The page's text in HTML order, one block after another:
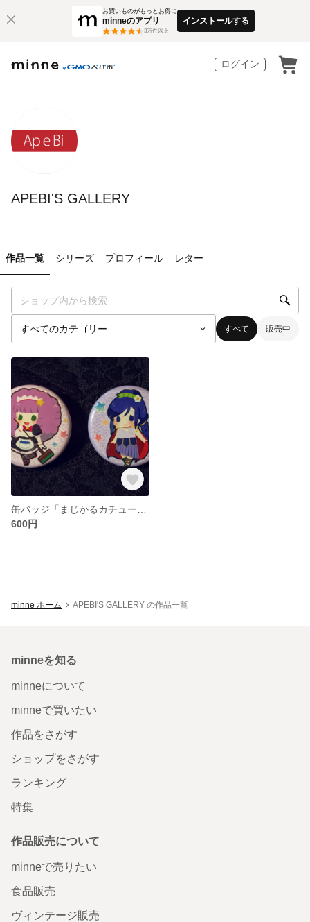
お買いものがもっとお得に
minneのアプリ
3万件以上
インストールする
ログイン
APEBI'S GALLERY
作品一覧 シリーズ プロフィール レター
すべて 販売中
600円
minne ホーム APEBI'S GALLERY の作品一覧
minneを知る
minneについて
minneで買いたい
作品をさがす
ショップをさがす
ランキング
特集
作品販売について
minneで売りたい
食品販売
ヴィンテージ販売